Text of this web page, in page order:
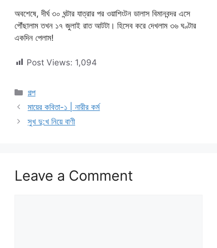
অবশেষে, দীর্ঘ ৩০ ঘন্টার যাত্রার পর ওয়াশিংটন ডালাস বিমানবন্দর এসে
পৌঁছালাম তখন ১৭ জুলাই রাত আটটা। হিসেব করে দেখলাম ৩৬ ঘণ্টার
একদিন পেলাম!
Post Views: 1,094
Categories
গল্প
মায়ের কবিতা-১ | নারীর কর্ম
সুখ দু:খ নিয়ে বাণী
Leave a Comment